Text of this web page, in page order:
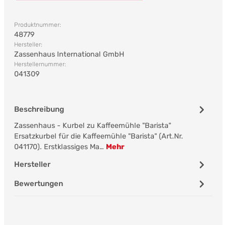
Produktnummer:
48779
Hersteller:
Zassenhaus International GmbH
Herstellernummer:
041309
Beschreibung
Zassenhaus - Kurbel zu Kaffeemühle "Barista"
Ersatzkurbel für die Kaffeemühle "Barista" (Art.Nr.
041170). Erstklassiges Ma… Mehr
Hersteller
Bewertungen